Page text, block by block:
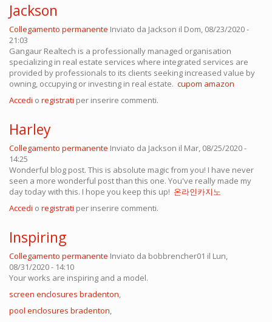
Jackson
Collegamento permanente Inviato da Jackson il Dom, 08/23/2020 -
21:03
Gangaur Realtech is a professionally managed organisation
specializing in real estate services where integrated services are
provided by professionals to its clients seeking increased value by
owning, occupying or investing in real estate. cupom amazon
Accedi o registrati per inserire commenti.
Harley
Collegamento permanente Inviato da Jackson il Mar, 08/25/2020 -
14:25
Wonderful blog post. This is absolute magic from you! I have never
seen a more wonderful post than this one. You've really made my
day today with this. I hope you keep this up! 온라인카지노
Accedi o registrati per inserire commenti.
Inspiring
Collegamento permanente Inviato da bobbrencher01 il Lun,
08/31/2020 - 14:10
Your works are inspiring and a model.
screen enclosures bradenton,
pool enclosures bradenton,